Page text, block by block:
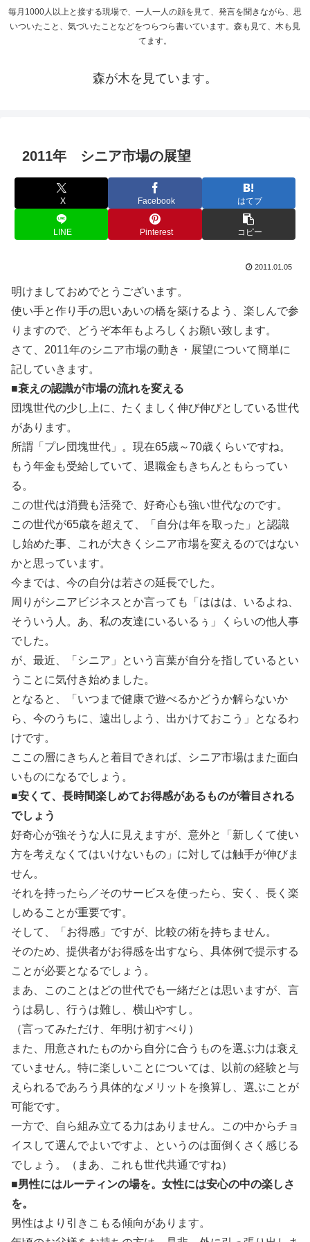
毎月1000人以上と接する現場で、一人一人の顔を見て、発言を聞きながら、思
いついたこと、気づいたことなどをつらつら書いています。森も見て、木も見
てます。
森が木を見ています。
2011年 シニア市場の展望
X Facebook はてブ
LINE Pinterest コピー
2011.01.05
明けましておめでとうございます。
使い手と作り手の思いあいの橋を築けるよう、楽しんで参
りますので、どうぞ本年もよろしくお願い致します。
さて、2011年のシニア市場の動き・展望について簡単に
記していきます。
■衰えの認識が市場の流れを変える
団塊世代の少し上に、たくましく伸び伸びとしている世代
があります。
所謂「プレ団塊世代」。現在65歳～70歳くらいですね。
もう年金も受給していて、退職金もきちんともらってい
る。
この世代は消費も活発で、好奇心も強い世代なのです。
この世代が65歳を超えて、「自分は年を取った」と認識
し始めた事、これが大きくシニア市場を変えるのではない
かと思っています。
今までは、今の自分は若さの延長でした。
周りがシニアビジネスとか言っても「ははは、いるよね、
そういう人。あ、私の友達にいるいるぅ」くらいの他人事
でした。
が、最近、「シニア」という言葉が自分を指しているとい
うことに気付き始めました。
となると、「いつまで健康で遊べるかどうか解らないか
ら、今のうちに、遠出しよう、出かけておこう」となるわ
けです。
ここの層にきちんと着目できれば、シニア市場はまた面白
いものになるでしょう。
■安くて、長時間楽しめてお得感があるものが着目される
でしょう
好奇心が強そうな人に見えますが、意外と「新しくて使い
方を考えなくてはいけないもの」に対しては触手が伸びま
せん。
それを持ったら／そのサービスを使ったら、安く、長く楽
しめることが重要です。
そして、「お得感」ですが、比較の術を持ちません。
そのため、提供者がお得感を出すなら、具体例で提示する
ことが必要となるでしょう。
まあ、このことはどの世代でも一緒だとは思いますが、言
うは易し、行うは難し、横山やすし。
（言ってみただけ、年明け初すべり）
また、用意されたものから自分に合うものを選ぶ力は衰え
ていません。特に楽しいことについては、以前の経験と与
えられるであろう具体的なメリットを換算し、選ぶことが
可能です。
一方で、自ら組み立てる力はありません。この中からチョ
イスして選んでよいですよ、というのは面倒くさく感じる
でしょう。（まあ、これも世代共通ですね）
■男性にはルーティンの場を。女性には安心の中の楽しさ
を。
男性はより引きこもる傾向があります。